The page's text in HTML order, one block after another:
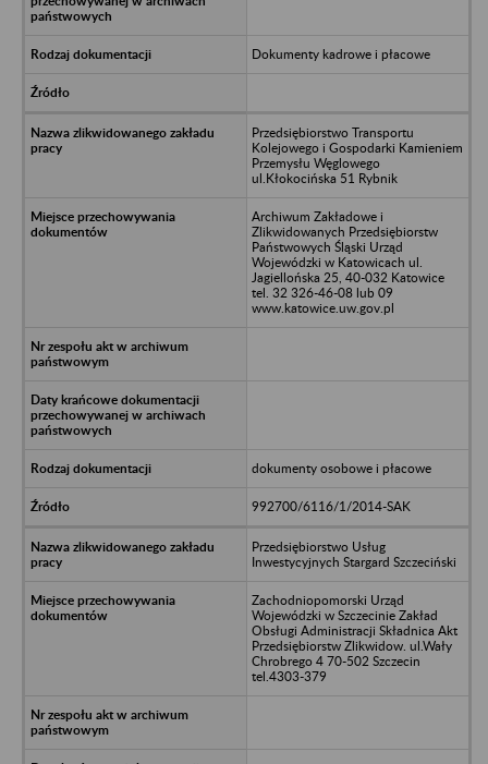
Dokumenty kadrowe i płacowe
Przedsiębiorstwo Transportu
Kolejowego i Gospodarki Kamieniem
Przemysłu Węglowego
ul.Kłokocińska 51 Rybnik
Archiwum Zakładowe i
Zlikwidowanych Przedsiębiorstw
Państwowych Śląski Urząd
Wojewódzki w Katowicach ul.
Jagiellońska 25, 40-032 Katowice
tel. 32 326-46-08 lub 09
www.katowice.uw.gov.pl
dokumenty osobowe i płacowe
992700/6116/1/2014-SAK
Przedsiębiorstwo Usług
Inwestycyjnych Stargard Szczeciński
Zachodniopomorski Urząd
Wojewódzki w Szczecinie Zakład
Obsługi Administracji Składnica Akt
Przedsiębiorstw Zlikwidow. ul.Wały
Chrobrego 4 70-502 Szczecin
tel.4303-379